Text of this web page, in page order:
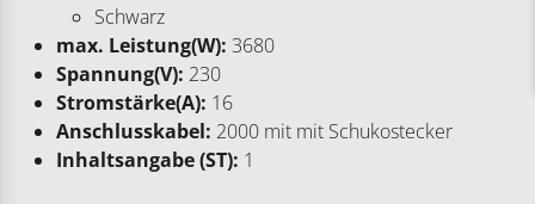
Schwarz
max. Leistung(W): 3680
Spannung(V): 230
Stromstärke(A): 16
Anschlusskabel: 2000 mit mit Schukostecker
Inhaltsangabe (ST): 1